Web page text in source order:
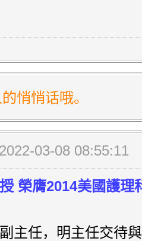
悄悄话哦。
03-08 08:55:11
榮膺2014美國護理
主任，明主任交待